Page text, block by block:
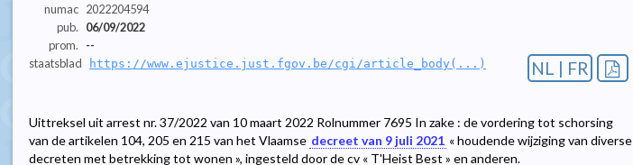
numac 2022204594
pub.
06/09/2022
prom.
--
staatsblad
https://www.ejustice.just.fgov.be/cgi/article_body(...) NL | FR
Uittreksel uit arrest nr. 37/2022 van 10 maart 2022 Rolnummer 7695 In zake : de vordering tot schorsing
van de artikelen 104, 205 en 215 van het Vlaamse decreet van 9 juli 2021 « houdende wijziging van diverse
decreten met betrekking tot wonen », ingesteld door de cv « T'Heist Best » en anderen.